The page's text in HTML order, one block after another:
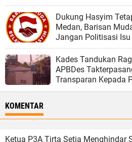
Dukung Hasyim
Medan, Barisan
Jangan Politisasi Isu
Kades Tandukan
APBDes
Transparan Kepada
KOMENTAR
Ketua P3A Tirta Setia Menghindar